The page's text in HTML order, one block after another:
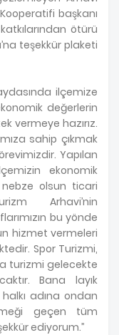
başkanı
ötürü
teşekkür plaketi
ilçemize
değerlerin
vermeye hazırız.
sahip çıkmak
Yapılan
ekonomik
nebze olsun ticari
Arhavi’nin
bu yönde
hizmet vermeleri
Spor Turizmi,
turizmi gelecekte
Bana layık
adına ondan
geçen tüm
ediyorum.’’